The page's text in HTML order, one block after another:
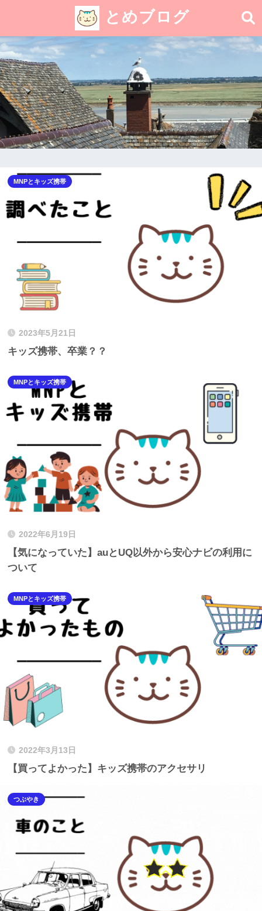
とめブログ
2023年5月21日
キッズ携帯、卒業？？
MNPとキッズ携帯
2022年6月19日
【気になっていた】auとUQ以外から安心ナビの利用に
ついて
MNPとキッズ携帯
2022年3月13日
【買ってよかった】キッズ携帯のアクセサリ
MNPとキッズ携帯
つぶやき